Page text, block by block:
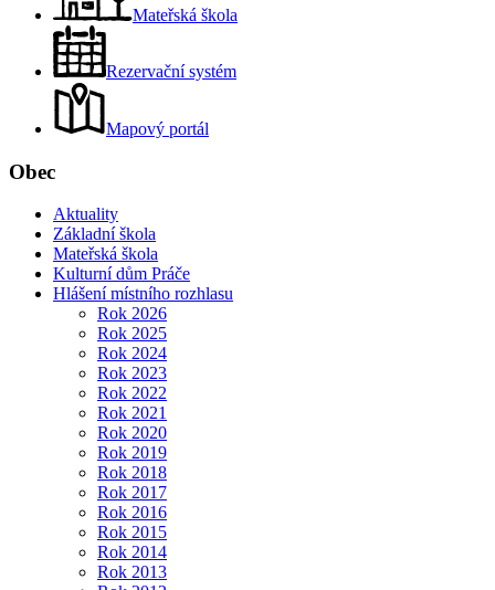
Mateřská škola
Rezervační systém
Mapový portál
Obec
Aktuality
Základní škola
Mateřská škola
Kulturní dům Práče
Hlášení místního rozhlasu
Rok 2026
Rok 2025
Rok 2024
Rok 2023
Rok 2022
Rok 2021
Rok 2020
Rok 2019
Rok 2018
Rok 2017
Rok 2016
Rok 2015
Rok 2014
Rok 2013